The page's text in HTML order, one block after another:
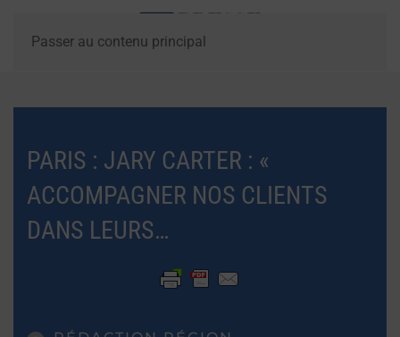
Passer au contenu principal
PARIS : JARY CARTER : «
ACCOMPAGNER NOS CLIENTS
DANS LEURS…